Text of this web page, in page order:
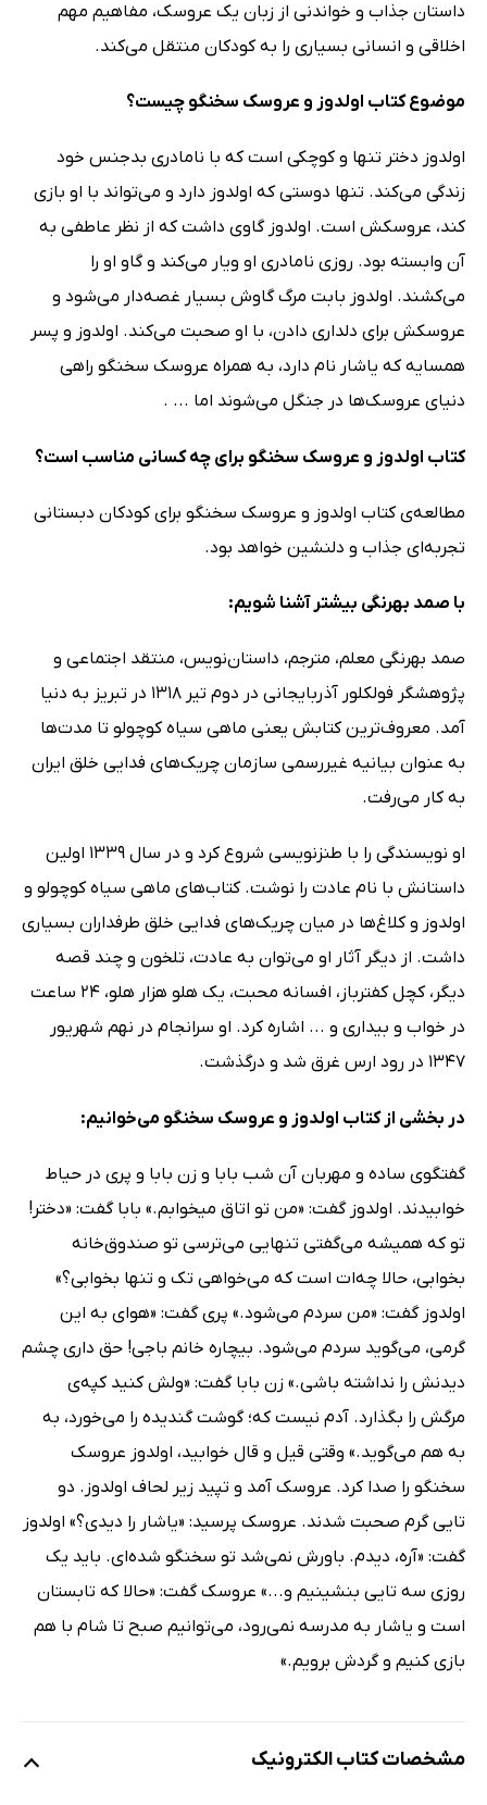
داستان جذاب و خواندنی از زبان یک عروسک‌، مفاهیم مهم
اخلاقی و انسانی بسیاری را به کودکان منتقل می‌کند.
موضوع کتاب اولدوز و عروسک سخنگو چیست؟
اولدوز دختر تنها و کوچکی است که با نامادری بدجنس خود
زندگی می‌کند. تنها دوستی که اولدوز دارد و می‌تواند با او بازی
کند، عروسکش است. اولدوز گاوی داشت که از نظر عاطفی به
آن وابسته بود. روزی نامادری او ویار می‌کند و گاو او را
می‌کشند. اولدوز بابت مرگ گاوش بسیار غصه‌دار می‌شود و
عروسکش برای دلداری دادن، با او صحبت می‌کند. اولدوز و پسر
همسایه که یاشار نام دارد، به همراه عروسک سخنگو راهی
دنیای عروسک‌ها در جنگل می‌شوند اما ... .
کتاب اولدوز و عروسک سخنگو برای چه کسانی مناسب است؟
مطالعه‌ی کتاب اولدوز و عروسک سخنگو برای کودکان دبستانی
تجربه‌ای جذاب و دلنشین خواهد بود.
با صمد بهرنگی بیشتر آشنا شویم:
صمد بهرنگی معلم، مترجم، داستان‌نویس، منتقد اجتماعی و
پژوهشگر فولکلور آذربایجانی در دوم تیر 1318 در تبریز به دنیا
آمد. معروف‌ترین کتابش یعنی ماهی سیاه کوچولو تا مدت‌ها
به عنوان بیانیه غیررسمی سازمان چریک‌های فدایی خلق ایران
به کار می‌رفت.
او نویسندگی را با طنزنویسی شروع کرد و در سال 1339 اولین
داستانش با نام عادت را نوشت. کتاب‌های ماهی سیاه کوچولو و
اولدوز و کلاغ‌ها در میان چریک‌های فدایی خلق طرفداران بسیاری
داشت. از دیگر آثار او می‌توان به عادت، تلخون و چند قصه
دیگر، کچل کفترباز، افسانه محبت، یک هلو هزار هلو، 24 ساعت
در خواب و بیداری و ... اشاره کرد. او سرانجام در نهم شهریور
1347 در رود ارس غرق شد و درگذشت.
در بخشی از کتاب اولدوز و عروسک سخنگو می‌خوانیم:
گفتگوی ساده و مهربان آن شب بابا و زن بابا و پری در حیاط
خوابیدند. اولدوز گفت: «من تو اتاق میخوابم.» بابا گفت: «دختر!
تو که همیشه می‌گفتی تنهایی می‌ترسی تو صندوق‌خانه
بخوابی، حالا چه‌ات است که می‌خواهی تک و تنها بخوابی؟»
اولدوز گفت: «من سردم می‌شود.» پری گفت: «هوای به این
گرمی، می‌گوید سردم می‌شود. بیچاره خانم باجی! حق داری چشم
دیدنش را نداشته باشی.» زن بابا گفت: «ولش کنید کپه‌ی
مرگش را بگذارد. آدم نیست که؛ گوشت گندیده را می‌خورد، به
به هم می‌گوید.» وقتی قیل و قال خوابید، اولدوز عروسک
سخنگو را صدا کرد. عروسک آمد و تپید زیر لحاف اولدوز. دو
تایی گرم صحبت شدند. عروسک پرسید: «یاشار را دیدی؟» اولدوز
گفت: «آره، دیدم. باورش نمی‌شد تو سخنگو شده‌ای. باید یک
روزی سه تایی بنشینیم و...» عروسک گفت: «حالا که تابستان
است و یاشار به مدرسه نمی‌رود، می‌توانیم صبح تا شام با هم
بازی کنیم و گردش برویم.»
مشخصات کتاب الکترونیک